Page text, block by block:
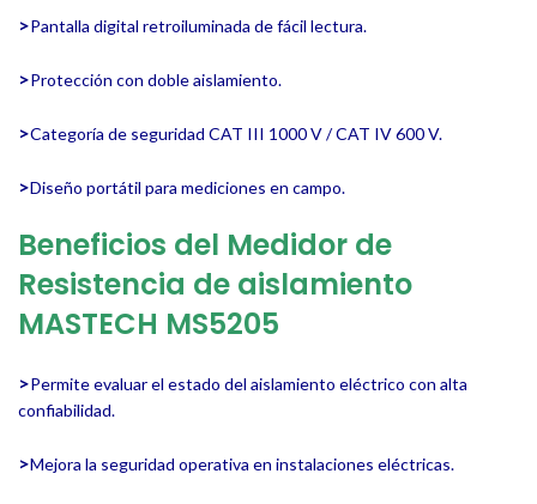
>Pantalla digital retroiluminada de fácil lectura.
>Protección con doble aislamiento.
>Categoría de seguridad CAT III 1000 V / CAT IV 600 V.
>Diseño portátil para mediciones en campo.
Beneficios del Medidor de
Resistencia de aislamiento
MASTECH MS5205
>Permite evaluar el estado del aislamiento eléctrico con alta
confiabilidad.
>Mejora la seguridad operativa en instalaciones eléctricas.